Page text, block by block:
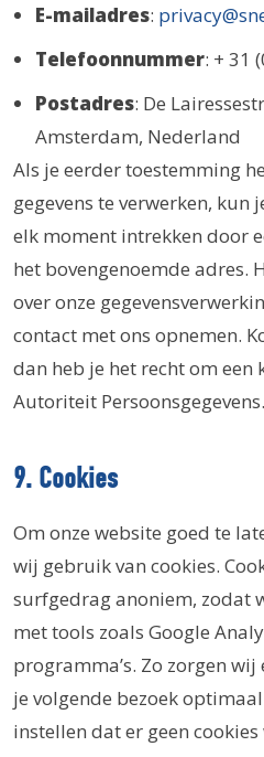
E-mailadres:
Telefoonnummer: + 31
Postadres: De
Amsterdam, Nederland
Als je eerder toestemming
gegevens te verwerken, kun
elk moment intrekken door
het bovengenoemde adres.
over onze
contact met ons opnemen.
dan heb je het recht om
Autoriteit Persoonsgegevens.
9. Cookies
Om onze website goed te
wij gebruik van cookies.
surfgedrag anoniem, zodat
met tools zoals Google
programma’s. Zo zorgen
je volgende bezoek
instellen dat er geen